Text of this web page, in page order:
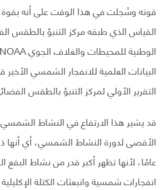
البيانات العلمية للانفجار الشمسي
التقرير الأولي لمركز التنبؤ بالطقس
قد يشير هذا الارتفاع في النشاط الشمسي
عامًا، لأنها تظهر أكبر قدر من نشاط
انفجارات شمسية وانبعثات الكتلة